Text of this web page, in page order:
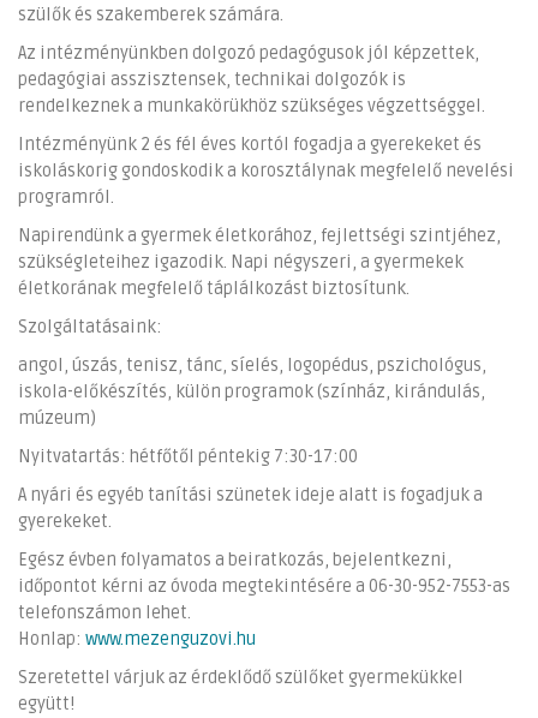
szülők és szakemberek számára.
Az intézményünkben dolgozó pedagógusok jól képzettek,
pedagógiai asszisztensek, technikai dolgozók is
rendelkeznek a munkakörükhöz szükséges végzettséggel.
Intézményünk 2 és fél éves kortól fogadja a gyerekeket és
iskoláskorig gondoskodik a korosztálynak megfelelő nevelési
programról.
Napirendünk a gyermek életkorához, fejlettségi szintjéhez,
szükségleteihez igazodik. Napi négyszeri, a gyermekek
életkorának megfelelő táplálkozást biztosítunk.
Szolgáltatásaink:
angol, úszás, tenisz, tánc, síelés, logopédus, pszichológus,
iskola-előkészítés, külön programok (színház, kirándulás,
múzeum)
Nyitvatartás: hétfőtől péntekig 7:30-17:00
A nyári és egyéb tanítási szünetek ideje alatt is fogadjuk a
gyerekeket.
Egész évben folyamatos a beiratkozás, bejelentkezni,
időpontot kérni az óvoda megtekintésére a 06-30-952-7553-as
telefonszámon lehet.
Honlap: www.mezenguzovi.hu
Szeretettel várjuk az érdeklődő szülőket gyermekükkel
együtt!